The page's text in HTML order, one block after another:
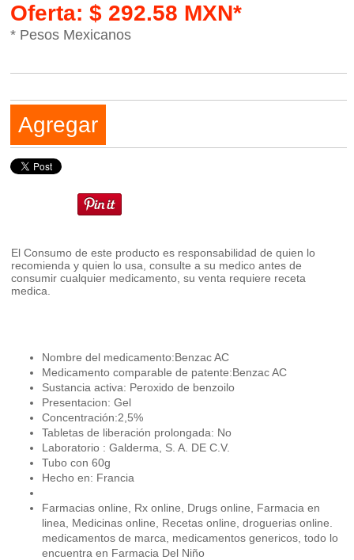
Oferta: $ 292.58 MXN*
* Pesos Mexicanos
Agregar
El Consumo de este producto es responsabilidad de quien lo
recomienda y quien lo usa, consulte a su medico antes de
consumir cualquier medicamento, su venta requiere receta
medica.
Nombre del medicamento:Benzac AC
Medicamento comparable de patente:Benzac AC
Sustancia activa: Peroxido de benzoilo
Presentacion: Gel
Concentración:2,5%
Tabletas de liberación prolongada: No
Laboratorio : Galderma, S. A. DE C.V.
Tubo con 60g
Hecho en: Francia
Farmacias online, Rx online, Drugs online, Farmacia en
linea, Medicinas online, Recetas online, droguerias online.
medicamentos de marca, medicamentos genericos, todo lo
encuentra en Farmacia Del Niño